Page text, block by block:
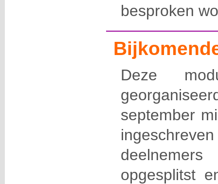
besproken
Deze
september
opgesplitst